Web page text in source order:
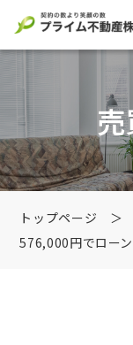
トップページ ＞
576,000円でローン